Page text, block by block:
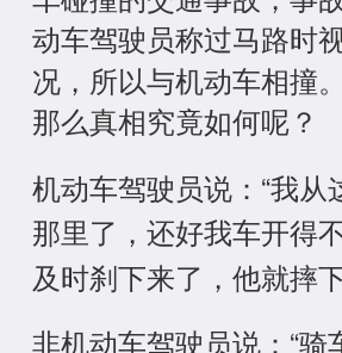
动车驾驶员称过马路时
况，所以与机动车相撞
那么真相究竟如何呢？
机动车驾驶员说：“我
那里了，还好我车开得
及时刹下来了，他就摔
非机动车驾驶员说：“